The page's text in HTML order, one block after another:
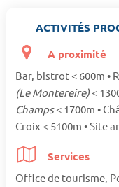
ACTIVITÉS
A proximité
Bar, bistrot < 600m •
(Le Montereire) <
Champs< 1700m •
Croix < 5100m • Site
Services
Office de tourisme,